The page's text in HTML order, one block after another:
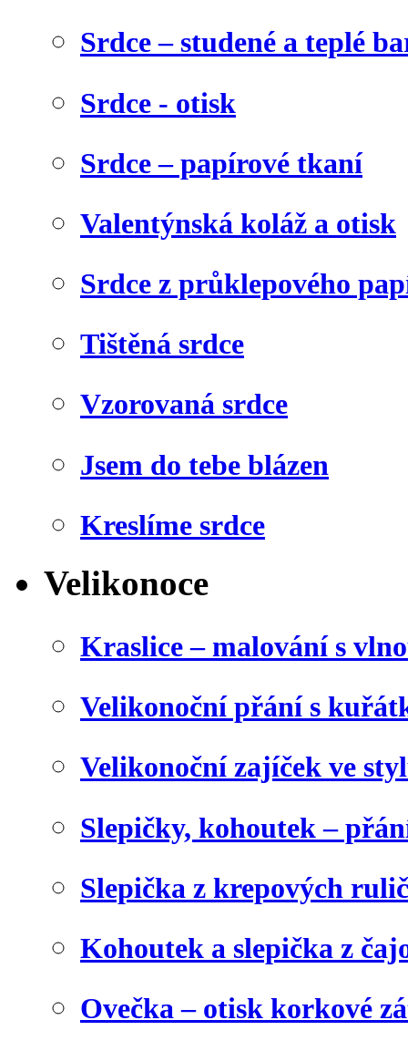
Srdce – studené a teplé
Srdce - otisk
Srdce – papírové tkaní
Valentýnská koláž a otisk
Srdce z průklepového
Tištěná srdce
Vzorovaná srdce
Jsem do tebe blázen
Kreslíme srdce
Velikonoce
Kraslice – malování s
Velikonoční přání s
Velikonoční zajíček ve
Slepičky, kohoutek –
Slepička z krepových
Kohoutek a slepička z
Ovečka – otisk korkové